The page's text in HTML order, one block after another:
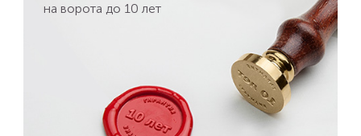
на ворота до 10 лет